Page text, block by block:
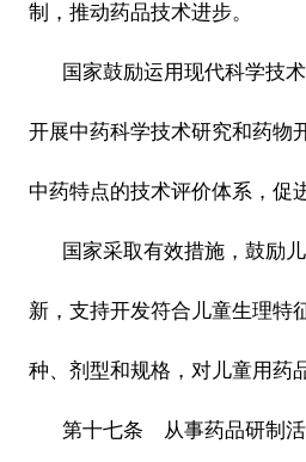
制，推动药品技术进步。
国家鼓励运用现代科学技术
开展中药科学技术研究和药物
中药特点的技术评价体系，促
国家采取有效措施，鼓励儿
新，支持开发符合儿童生理特
种、剂型和规格，对儿童用药
第十七条 从事药品研制活